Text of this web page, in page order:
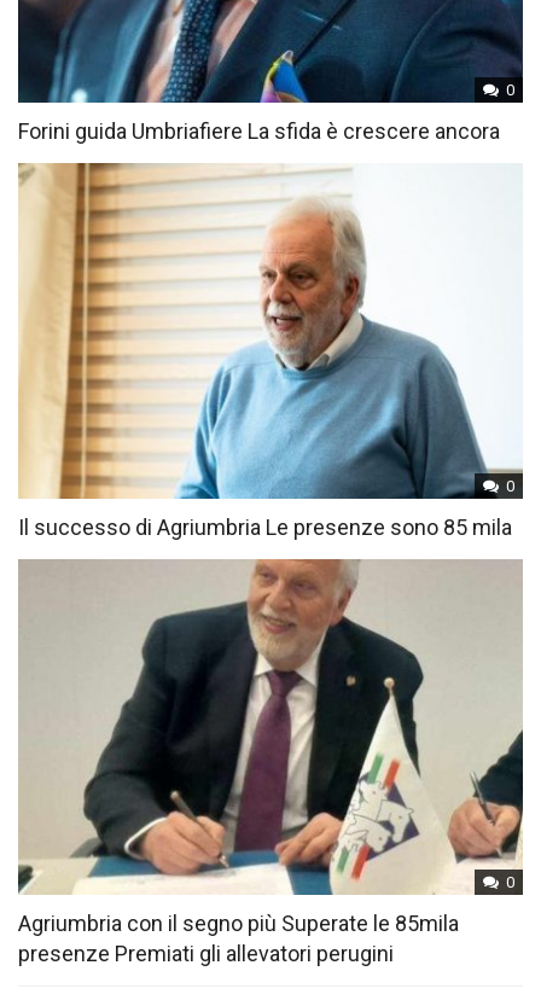
0
Forini guida Umbriafiere La sfida è crescere ancora
0
Il successo di Agriumbria Le presenze sono 85 mila
0
Agriumbria con il segno più Superate le 85mila
presenze Premiati gli allevatori perugini